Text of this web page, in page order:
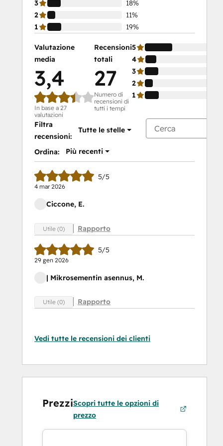
3
18%
2
11%
1
19%
Valutazione
media
3,4
In base a 27
valutazioni
Recensioni
totali
27
Numero di
recensioni di
tutti i tempi
5
4
3
2
1
Filtra
recensioni:
Tutte le stelle
Ordina: Più recenti
5/5
4 mar 2026
Ciccone, E.
Utile (0) Rapporto
5/5
29 gen 2026
| Mikrosementin asennus, M.
Utile (0) Rapporto
Vedi tutte le recensioni dei clienti
PrezziScopri tutte le opzioni di
prezzo